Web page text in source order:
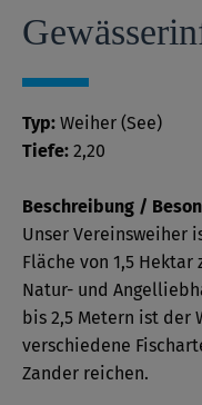
Typ: Weiher (See)
Tiefe: 2,20
Beschreibung /
Unser Vereinsweiher
Fläche von 1,5
Natur- und
bis 2,5 Metern ist der
verschiedene
Zander reichen.